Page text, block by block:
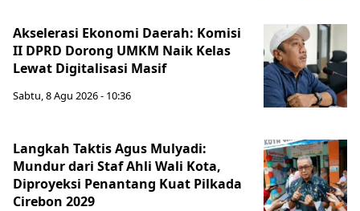
Akselerasi Ekonomi Daerah: Komisi
II DPRD Dorong UMKM Naik Kelas
Lewat Digitalisasi Masif
Sabtu, 8 Agu 2026 - 10:36
Langkah Taktis Agus Mulyadi:
Mundur dari Staf Ahli Wali Kota,
Diproyeksi Penantang Kuat Pilkada
Cirebon 2029